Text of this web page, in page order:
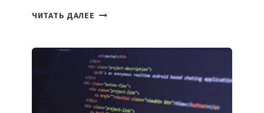
ЧИТАТЬ ДАЛЕЕ ТАСК-
ПОЛЕЗНЫХ
ИНСТРУМЕНТОВ
ДЛЯ
РАБОТЫ